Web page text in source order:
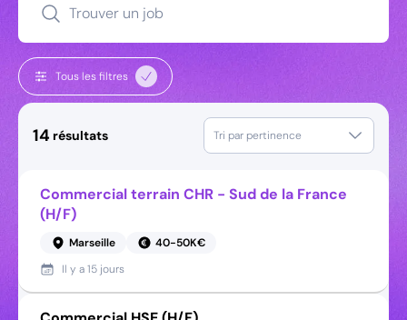
Trouver un job
Tous les filtres
14 résultats Tri par pertinence
Commercial terrain CHR - Sud de la France
(H/F)
Marseille
40-50K€
Il y a15 jours